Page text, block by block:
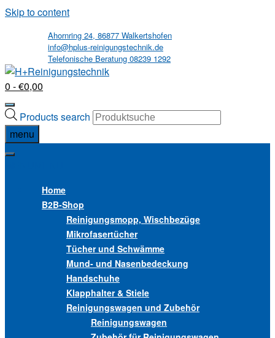
Skip to content
Ahornring 24, 86877 Walkertshofen
info@hplus-reinigungstechnik.de
Telefonische Beratung 08239 1292
0 - €0,00
Products search
menu
Home
B2B-Shop
Reinigungsmopp, Wischbezüge
Mikrofasertücher
Tücher und Schwämme
Mund- und Nasenbedeckung
Handschuhe
Klapphalter & Stiele
Reinigungswagen und Zubehör
Reinigungswagen